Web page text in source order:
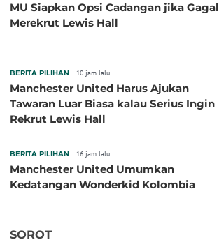
MU Siapkan Opsi Cadangan jika Gagal
Merekrut Lewis Hall
BERITA PILIHAN 10 jam lalu
Manchester United Harus Ajukan
Tawaran Luar Biasa kalau Serius Ingin
Rekrut Lewis Hall
BERITA PILIHAN 16 jam lalu
Manchester United Umumkan
Kedatangan Wonderkid Kolombia
SOROT